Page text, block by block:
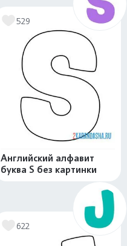
529
Английский алфавит
буква S без картинки
622